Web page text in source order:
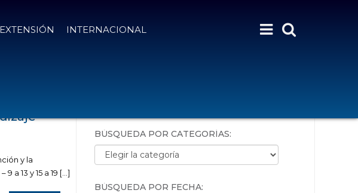
EXTENSIÓN INTERNACIONAL
y la
a 13 y 15 a 19 […]
BÚSQUEDA POR CATEGORÍAS:
Búsqueda por categorías:
BÚSQUEDA POR FECHA: